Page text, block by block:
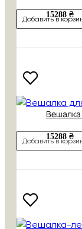
15288 ₴
Добавить в
Вешалка
15288 ₴
Добавить в